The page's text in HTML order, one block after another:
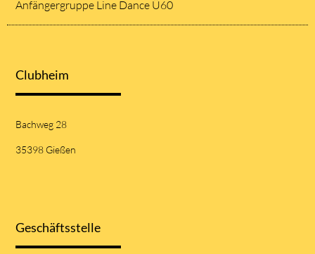
Anfängergruppe Line Dance Ü60
Clubheim
Bachweg 28
35398 Gießen
Geschäftsstelle